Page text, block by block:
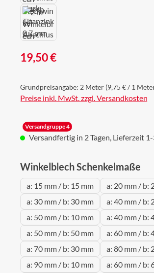
Regulärer Preis:
19,50 €
Grundpreisangabe: 2 Meter (9,75 € / 1
Preise inkl. MwSt. zzgl. Versandkosten
Versandgruppe 4
Versandfertig in 2 Tagen, Lieferzeit 1-
Winkelblech Schenkelmaße
a: 15 mm / b: 15 mm
a: 20 mm / b:
a: 30 mm / b: 30 mm
a: 40 mm / b:
a: 50 mm / b: 10 mm
a: 40 mm / b:
a: 50 mm / b: 50 mm
a: 60 mm / b:
a: 70 mm / b: 30 mm
a: 80 mm / b:
a: 90 mm / b: 10 mm
a: 60 mm / b: